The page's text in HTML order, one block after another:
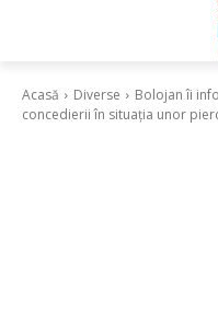
Acasă Diverse
Bolojan îi
concedierii în situația unor